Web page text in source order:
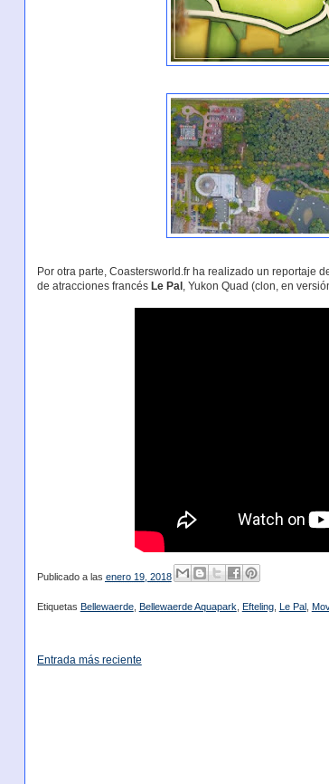
Por otra parte, Coastersworld.fr ha realizado un reportaje
de atracciones francés Le Pal , Yukon Quad (clon, en
Publicado a las enero 19, 2018
Etiquetas Bellewaerde, Bellewaerde Aquapark Efteling, Le Pal,
Entrada más reciente